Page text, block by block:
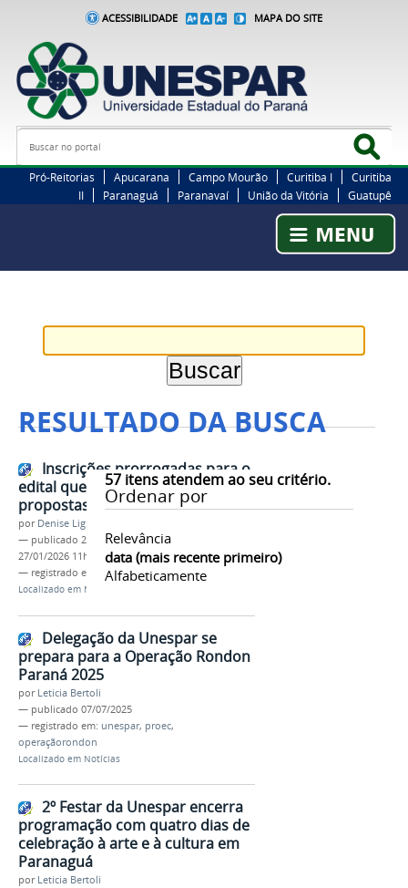
ACESSIBILIDADE MAPA DO SITE
Busca
Pró-Reitorias Apucarana Campo Mourão Curitiba I
Curitiba
II
Paranaguá Paranavaí União da Vitória Guatupê
RESULTADO DA BUSCA
57itens atendem ao seu critério.
Ordenar por
Relevância
data (mais recente primeiro)
Alfabeticamente
Inscrições prorrogadas para o
edital que vai selecionar
propostas artísticas de muralismo
por Denise Ligmanovski
— publicado 27/01/2026—última modificação
27/01/2026 11h16
— registrado em:
proec,cultura,calourada 2026
Localizado em Notícias
Delegação da Unespar se
prepara para a Operação Rondon
Paraná 2025
por Leticia Bertoli
— publicado 07/07/2025
— registrado em: unespar, proec,
operaçãorondon
Localizado em Notícias
2º Festar da Unespar encerra
programação com quatro dias de
celebração à arte e à cultura em
Paranaguá
por Leticia Bertoli